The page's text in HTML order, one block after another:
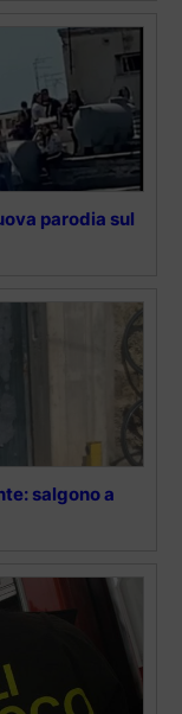
parodia sul
salgono a